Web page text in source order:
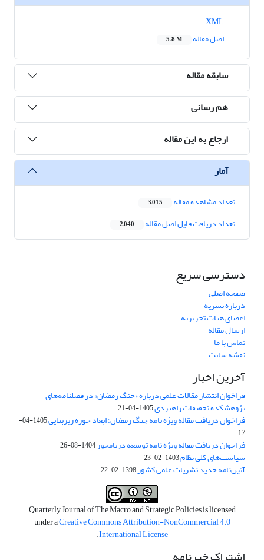
اصل مقاله
5.8 M
سابقه مقاله
هم رسانی
ارجاع به این مقاله
آمار
تعداد مشاهده مقاله 3,015
تعداد دریافت فایل اصل مقاله 2,040
دسترسی سریع
صفحه اصلی
درباره نشریه
اعضای هیات تحریریه
ارسال مقاله
تماس با ما
نقشه سایت
آخرین اخبار
فراخوان انتشار مقالات علمی درباره «جنگ رمضان» در فصلنامه‌های
پژوهشکده تحقیقات راهبردی1405-04-21
فراخوان دریافت مقاله ویژه نامه جنگ رمضان؛ ابعاد حوزه زیربنایی
1405-04-
17
فراخوان دریافت مقاله ویژه نامه توسعه دریامحور1404-08-26
سیاست‌های کلی نظام1403-02-23
آئین‌نامه جدید نشریات علمی کشور1398-02-22
Quarterly Journal of The Macro and Strategic Policies is licensed
under aCreative Commons Attribution-NonCommercial 4.0
International License
.